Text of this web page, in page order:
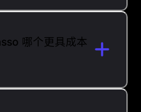
哪个更具成本